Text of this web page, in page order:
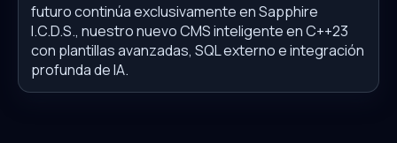
futuro continúa exclusivamente en Sapphire
I.C.D.S., nuestro nuevo CMS inteligente en C++23
con plantillas avanzadas, SQL externo e integración
profunda de IA.